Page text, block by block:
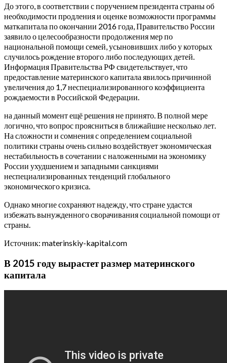
До этого, в соответствии с поручением президента страны об
необходимости продления и оценке возможности программы
маткапитала по окончании 2016 года, Правительство России
заявило о целесообразности продолжения мер по
национальной помощи семей, усыновивших либо у которых
случилось рождение второго либо последующих детей.
Информация Правительства РФ свидетельствует, что
предоставление материнского капитала явилось причинной
увеличения до 1,7 неспециализированного коэффициента
рождаемости в Российской Федерации.
на данный момент ещё решения не принято. В полной мере
логично, что вопрос проясниться в ближайшие несколько лет.
На сложности и сомнения с определением социальной
политики страны очень сильно воздействует экономическая
нестабильность в сочетании с наложенными на экономику
России ухудшением и западными санкциями
неспециализированных тенденций глобального
экономического кризиса.
Однако многие сохраняют надежду, что стране удастся
избежать вынужденного сворачивания социальной помощи от
страны.
Источник: materinskiy-kapital.com
В 2015 году вырастет размер материнского
капитала